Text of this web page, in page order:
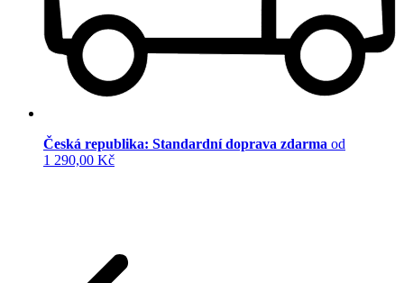
Česká republika: Standardní doprava zdarma od
1 290,00 Kč